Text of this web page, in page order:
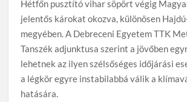
meg a napi hőingás növekedése
Hétfőn pusztító vihar söpört végig
jelentős károkat okozva, különösen
megyében. A Debreceni Egyetem TTK
Tanszék adjunktusa szerint a jövőben
lehetnek az ilyen szélsőséges időjárási
a légkör egyre instabilabbá válik a
hatására.